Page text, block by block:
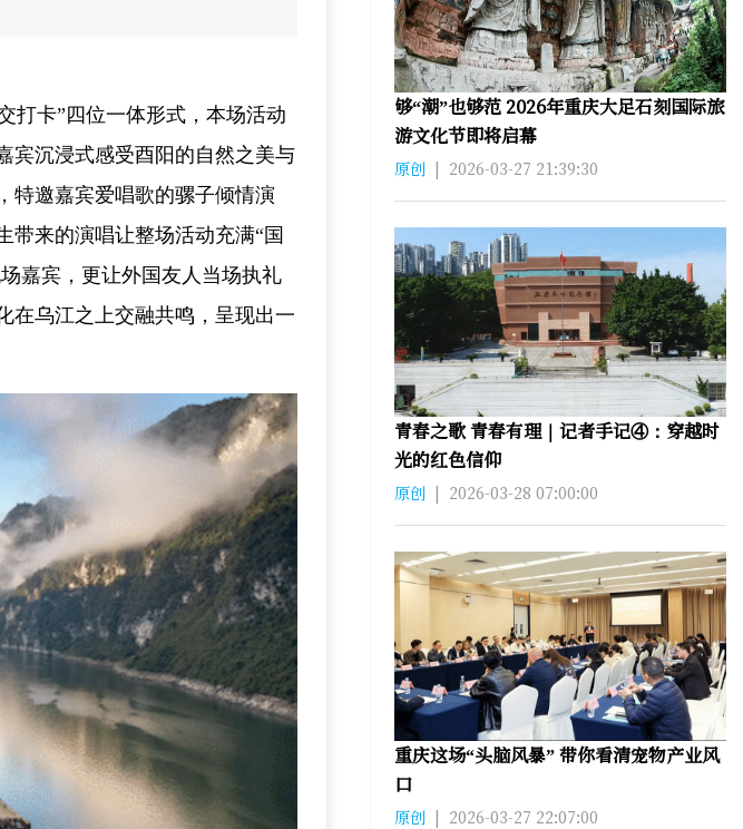
打卡”四位一体形式，本场活动
沉浸式感受酉阳的自然之美与
特邀嘉宾爱唱歌的骡子倾情演
带来的演唱让整场活动充满“国
嘉宾，更让外国友人当场执礼
在乌江之上交融共鸣，呈现出一
够“潮”也够范 2026年重庆大足石刻国际旅
游文化节即将启幕
原创 | 2026-03-27 21:39:30
青春之歌 青春有理｜记者手记④‌：穿越时
光的红色信仰
原创 | 2026-03-28 07:00:00
重庆这场“头脑风暴” 带你看清宠物产业风
口
原创 | 2026-03-27 22:07:00